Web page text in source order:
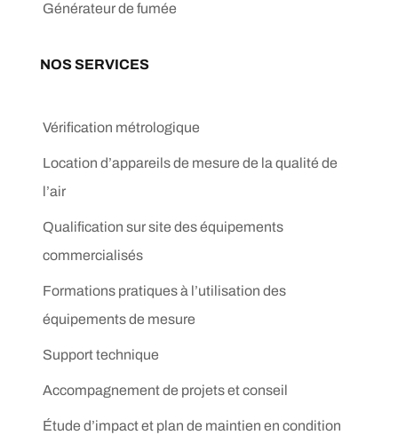
Générateur de fumée
NOS SERVICES
Vérification métrologique
Location d’appareils de mesure de la qualité de
l’air
Qualification sur site des équipements
commercialisés
Formations pratiques à l’utilisation des
équipements de mesure
Support technique
Accompagnement de projets et conseil
Étude d’impact et plan de maintien en condition